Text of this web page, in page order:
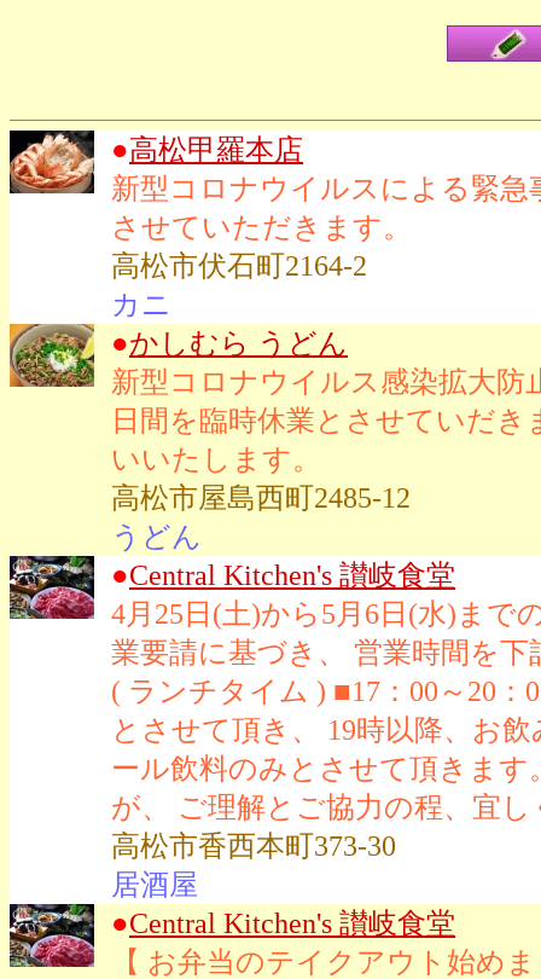
●高松甲羅本店
新型コロナウイルスによる緊急
させていただきます。
高松市伏石町2164-2
カニ
●かしむら うどん
新型コロナウイルス感染拡大防
日間を臨時休業とさせていだ
いいたします。
高松市屋島西町2485-12
うどん
●Central Kitchen's 讃岐食堂
4月25日(土)から5月6日(水)まで
業要請に基づき、 営業時間を
( ランチタイム ) ■17：00～20
とさせて頂き、 19時以降、お
ール飲料のみとさせて頂きま
が、 ご理解とご協力の程、宜
高松市香西本町373-30
居酒屋
●Central Kitchen's 讃岐食堂
【 お弁当のテイクアウト始め